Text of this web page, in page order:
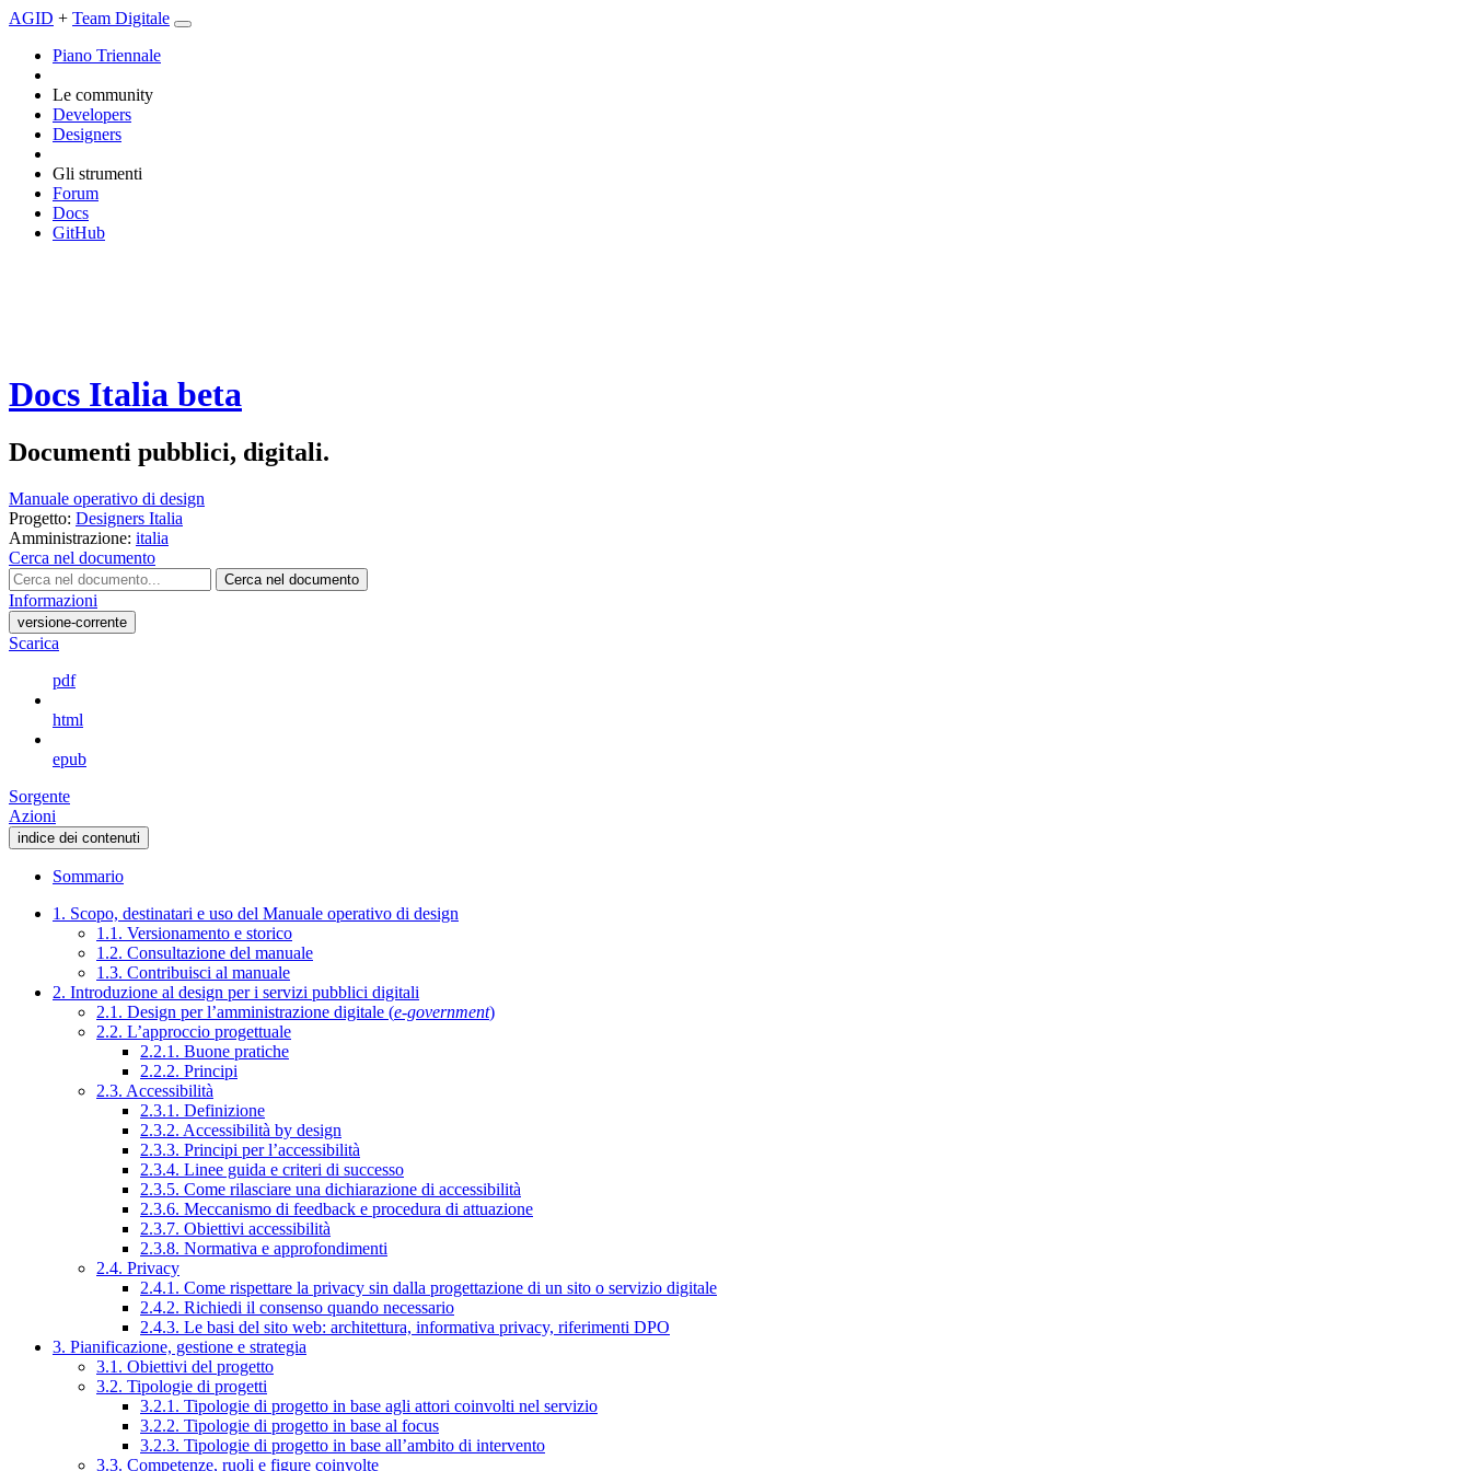
AGID + Team Digitale
Piano Triennale
Le community
Developers
Designers
Gli strumenti
Forum
Docs
GitHub
Docs Italia beta
Documenti pubblici, digitali.
Manuale operativo di design
Progetto: Designers Italia
Amministrazione: italia
Cerca nel documento
Cerca nel documento
Informazioni
versione-corrente
Scarica
pdf
html
epub
Sorgente
Azioni
indice dei contenuti
Sommario
1. Scopo, destinatari e uso del Manuale operativo di design
1.1. Versionamento e storico
1.2. Consultazione del manuale
1.3. Contribuisci al manuale
2. Introduzione al design per i servizi pubblici digitali
2.1. Design per l’amministrazione digitale (e-government)
2.2. L’approccio progettuale
2.2.1. Buone pratiche
2.2.2. Principi
2.3. Accessibilità
2.3.1. Definizione
2.3.2. Accessibilità by design
2.3.3. Principi per l’accessibilità
2.3.4. Linee guida e criteri di successo
2.3.5. Come rilasciare una dichiarazione di accessibilità
2.3.6. Meccanismo di feedback e procedura di attuazione
2.3.7. Obiettivi accessibilità
2.3.8. Normativa e approfondimenti
2.4. Privacy
2.4.1. Come rispettare la privacy sin dalla progettazione di un sito o servizio digitale
2.4.2. Richiedi il consenso quando necessario
2.4.3. Le basi del sito web: architettura, informativa privacy, riferimenti DPO
3. Pianificazione, gestione e strategia
3.1. Obiettivi del progetto
3.2. Tipologie di progetti
3.2.1. Tipologie di progetto in base agli attori coinvolti nel servizio
3.2.2. Tipologie di progetto in base al focus
3.2.3. Tipologie di progetto in base all’ambito di intervento
3.3. Competenze, ruoli e figure coinvolte